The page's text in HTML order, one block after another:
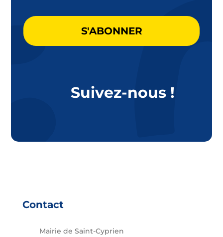
Suivez-nous !
Contact
Mairie de Saint-Cyprien